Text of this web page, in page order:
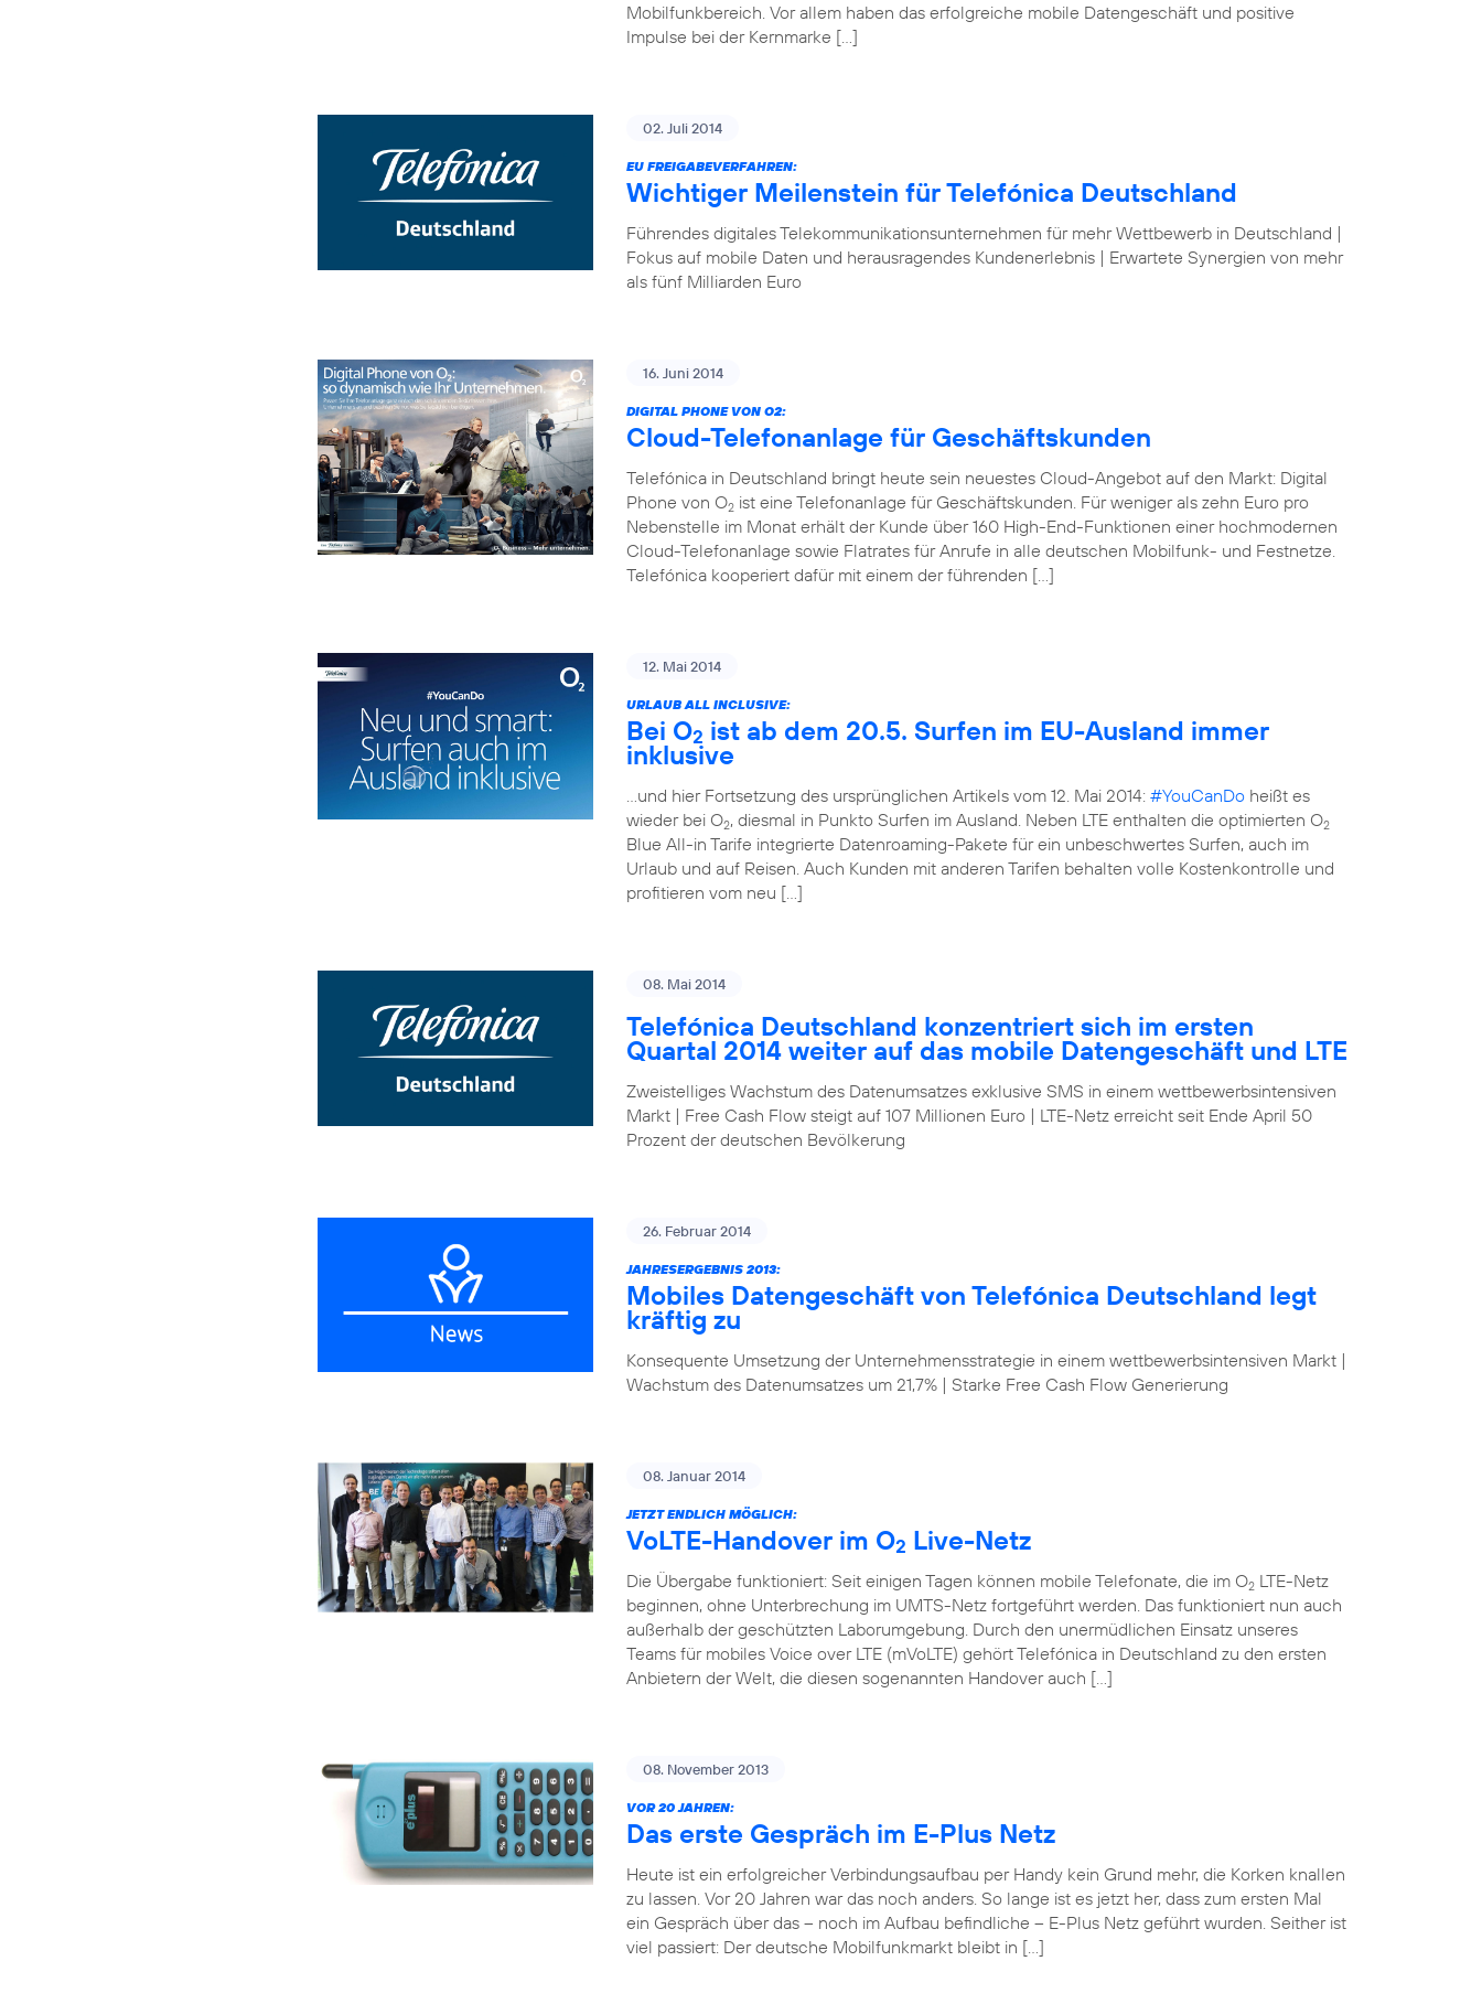
Mobilfunkbereich. Vor allem haben das erfolgreiche mobile Datengeschäft und positive
Impulse bei der Kernmarke […]
02. Juli 2014
EU FREIGABEVERFAHREN:
Wichtiger Meilenstein für Telefónica Deutschland
Führendes digitales Telekommunikationsunternehmen für mehr Wettbewerb in Deutschland |
Fokus auf mobile Daten und herausragendes Kundenerlebnis | Erwartete Synergien von mehr
als fünf Milliarden Euro
16. Juni 2014
DIGITAL PHONE VON O2:
Cloud-Telefonanlage für Geschäftskunden
Telefónica in Deutschland bringt heute sein neuestes Cloud-Angebot auf den Markt: Digital
Phone von O2 ist eine Telefonanlage für Geschäftskunden. Für weniger als zehn Euro pro
Nebenstelle im Monat erhält der Kunde über 160 High-End-Funktionen einer hochmodernen
Cloud-Telefonanlage sowie Flatrates für Anrufe in alle deutschen Mobilfunk- und Festnetze.
Telefónica kooperiert dafür mit einem der führenden […]
12. Mai 2014
URLAUB ALL INCLUSIVE:
Bei O2 ist ab dem 20.5. Surfen im EU-Ausland immer
inklusive
…und hier Fortsetzung des ursprünglichen Artikels vom 12. Mai 2014: #YouCanDo heißt es
wieder bei O2, diesmal in Punkto Surfen im Ausland. Neben LTE enthalten die optimierten O2
Blue All-in Tarife integrierte Datenroaming-Pakete für ein unbeschwertes Surfen, auch im
Urlaub und auf Reisen. Auch Kunden mit anderen Tarifen behalten volle Kostenkontrolle und
profitieren vom neu […]
08. Mai 2014
Telefónica Deutschland konzentriert sich im ersten
Quartal 2014 weiter auf das mobile Datengeschäft und LTE
Zweistelliges Wachstum des Datenumsatzes exklusive SMS in einem wettbewerbsintensiven
Markt | Free Cash Flow steigt auf 107 Millionen Euro | LTE-Netz erreicht seit Ende April 50
Prozent der deutschen Bevölkerung
26. Februar 2014
JAHRESERGEBNIS 2013:
Mobiles Datengeschäft von Telefónica Deutschland legt
kräftig zu
Konsequente Umsetzung der Unternehmensstrategie in einem wettbewerbsintensiven Markt |
Wachstum des Datenumsatzes um 21,7% | Starke Free Cash Flow Generierung
08. Januar 2014
JETZT ENDLICH MÖGLICH:
VoLTE-Handover im O2 Live-Netz
Die Übergabe funktioniert: Seit einigen Tagen können mobile Telefonate, die im O2 LTE-Netz
beginnen, ohne Unterbrechung im UMTS-Netz fortgeführt werden. Das funktioniert nun auch
außerhalb der geschützten Laborumgebung. Durch den unermüdlichen Einsatz unseres
Teams für mobiles Voice over LTE (mVoLTE) gehört Telefónica in Deutschland zu den ersten
Anbietern der Welt, die diesen sogenannten Handover auch […]
08. November 2013
VOR 20 JAHREN:
Das erste Gespräch im E-Plus Netz
Heute ist ein erfolgreicher Verbindungsaufbau per Handy kein Grund mehr, die Korken knallen
zu lassen. Vor 20 Jahren war das noch anders. So lange ist es jetzt her, dass zum ersten Mal
ein Gespräch über das – noch im Aufbau befindliche – E-Plus Netz geführt wurden. Seither ist
viel passiert: Der deutsche Mobilfunkmarkt bleibt in […]